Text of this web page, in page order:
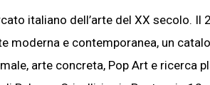
italiano dell’arte del XX secolo. Il
moderna e contemporanea, un
arte concreta, Pop Art e ricerca